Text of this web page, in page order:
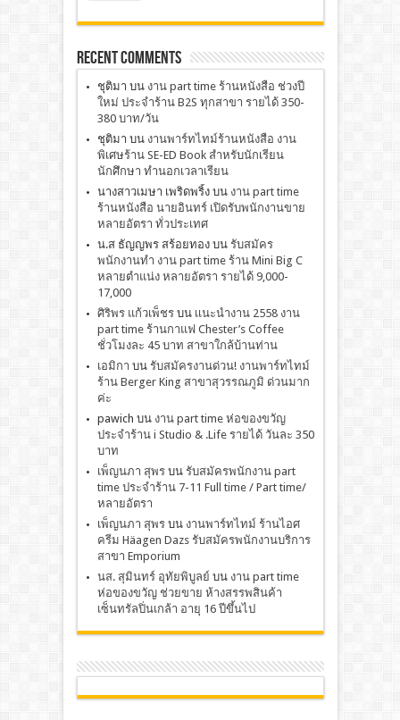
Recent Comments
ชุติมา บน งาน part time ร้านหนังสือ ช่วงปี
ใหม่ ประจำร้าน B2S ทุกสาขา รายได้ 350-
380 บาท/วัน
ชุติมา บน งานพาร์ทไทม์ร้านหนังสือ งาน
พิเศษร้าน SE-ED Book สำหรับนักเรียน
นักศึกษา ทำนอกเวลาเรียน
นางสาวเมษา เพริดพริ้งบน งาน part time
ร้านหนังสือ นายอินทร์ เปิดรับพนักงานขาย
หลายอัตรา ทั่วประเทศ
น.ส ธัญญพร สร้อยทองบน รับสมัคร
พนักงานทำ งาน part time ร้าน Mini Big C
หลายตำแน่ง หลายอัตรา รายได้ 9,000-
17,000
ศิริพร แก้วเพ็ชรบน เเนะนำงาน 2558 งาน
part time ร้านกาแฟ Chester’s Coffee
ชั่วโมงละ 45 บาท สาขาใกล้บ้านท่าน
เอมิกา บน รับสมัครงานด่วน! งานพาร์ทไทม์
ร้าน Berger King สาขาสุวรรณภูมิ ด่วนมาก
ค่ะ
pawich บน งาน part time ห่อของขวัญ
ประจำร้าน i Studio & .Life รายได้ วันละ 350
บาท
เพ็ญนภา สุพรบน รับสมัครพนักงาน part
time ประจำร้าน 7-11 Full time / Part time/
หลายอัตรา
เพ็ญนภา สุพรบน งานพาร์ทไทม์ ร้านไอศ
ครีม Häagen Dazs รับสมัครพนักงานบริการ
สาขา Emporium
นส. สุมินทร์ อุทัยพิบูลย์ บน งาน part time
ห่อของขวัญ ช่วยขาย ห้างสรรพสินค้า
เซ็นทรัลปิ่นเกล้า อายุ 16 ปีขึ้นไป